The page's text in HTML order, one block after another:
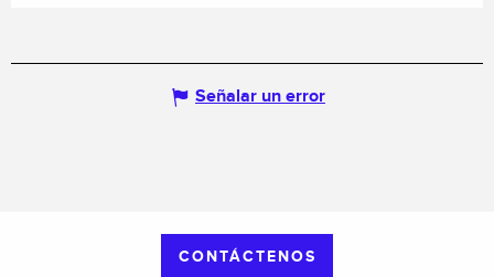
Señalar un error
CONTÁCTENOS